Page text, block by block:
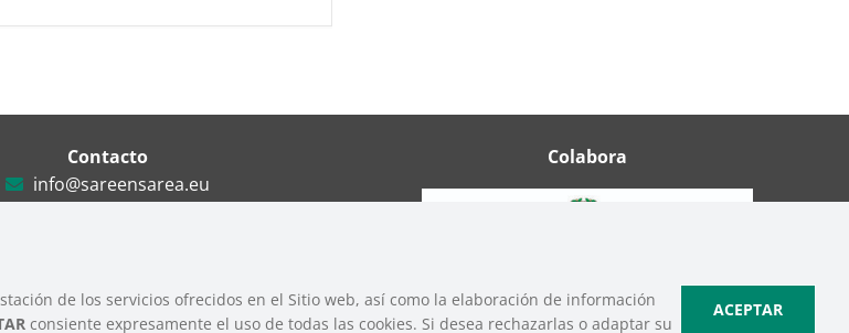
Contacto
info@sareensarea.eu
Colabora
de los servicios ofrecidos en el Sitio web, así como la elaboración de información
consiente expresamente el uso de todas las cookies. Si desea rechazarlas o adaptar su
ACEPTAR